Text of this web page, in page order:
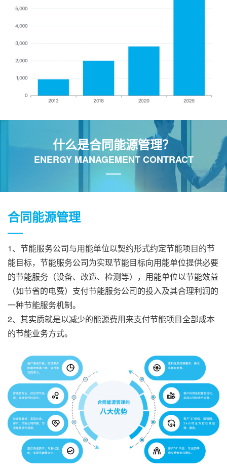
什么是合同能源管理？
ENERGY MANAGEMENT CONTRACT
合同能源管理
1、节能服务公司与用能单位以契约形式约定节能项目的节
能目标，节能服务公司为实现节能目标向用能单位提供必要
的节能服务（设备、改造、检测等），用能单位以节能效益
（如节省的电费）支付节能服务公司的投入及其合理利润的
一种节能服务机制。
2、其实质就是以减少的能源费用来支付节能项目全部成本
的节能业务方式。